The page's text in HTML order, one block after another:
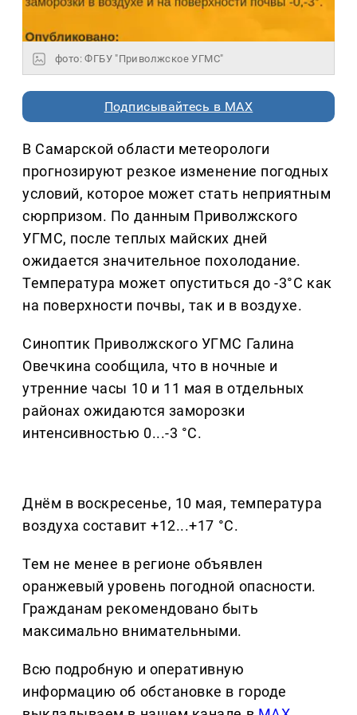
фото: ФГБУ "Приволжское УГМС"
Подписывайтесь в MAX
В Самарской области метеорологи
прогнозируют резкое изменение погодных
условий, которое может стать неприятным
сюрпризом. По данным Приволжского
УГМС, после теплых майских дней
ожидается значительное похолодание.
Температура может опуститься до -3°C как
на поверхности почвы, так и в воздухе.
Синоптик Приволжского УГМС Галина
Овечкина сообщила, что в ночные и
утренние часы 10 и 11 мая в отдельных
районах ожидаются заморозки
интенсивностью 0...-3 °С.
Днём в воскресенье, 10 мая, температура
воздуха составит +12...+17 °С.
Тем не менее в регионе объявлен
оранжевый уровень погодной опасности.
Гражданам рекомендовано быть
максимально внимательными.
Всю подробную и оперативную
информацию об обстановке в городе